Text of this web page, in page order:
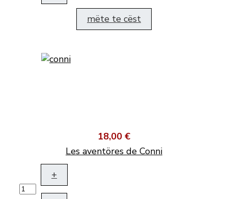
mëte te cëst
18,00 €
Les aventöres de Conni
+